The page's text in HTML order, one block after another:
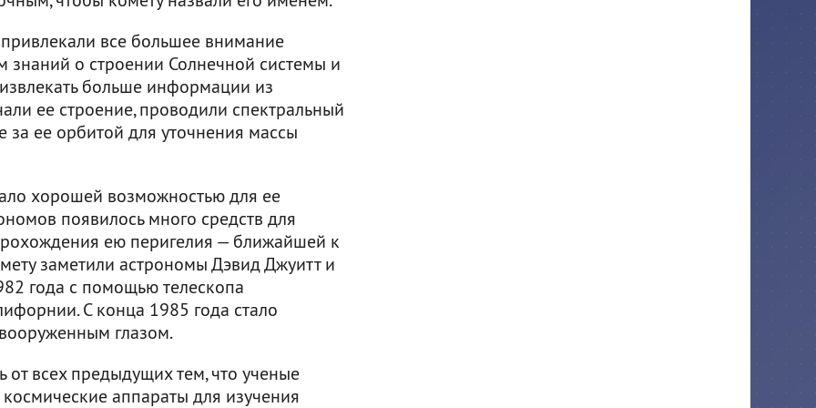
все большее внимание
знаний о строении Солнечной системы и
больше информации из
ее строение, проводили спектральный
за ее орбитой для уточнения массы
хорошей возможностью для ее
появилось много средств для
ею перигелия — ближайшей к
заметили астрономы Дэвид Джуитт и
года с помощью телескопа
С конца 1985 года стало
глазом.
всех предыдущих тем, что ученые
аппараты для изучения